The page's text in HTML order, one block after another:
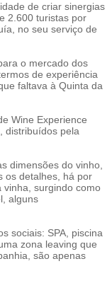
de criar sinergias
2.600 turistas por
no seu serviço de
o mercado dos
de experiência
faltava à Quinta da
Wine Experience
distribuídos pela
dimensões do vinho,
os detalhes, há por
vinha, surgindo como
alguns
sociais: SPA, piscina
zona leaving que
são apenas